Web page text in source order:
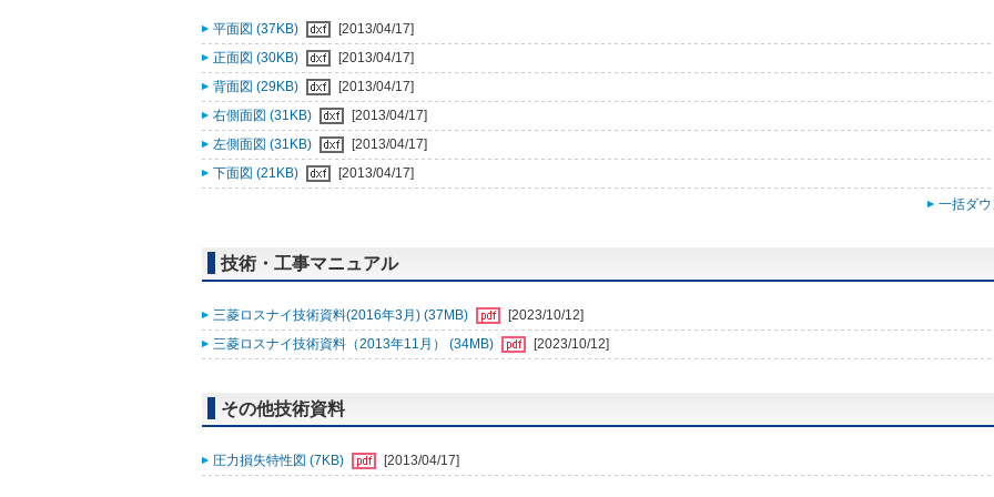
平面図 (37KB)
[2013/04/17]
正面図 (30KB)
[2013/04/17]
背面図 (29KB)
[2013/04/17]
右側面図 (31KB)
[2013/04/17]
左側面図 (31KB)
[2013/04/17]
下面図 (21KB)
[2013/04/17]
一括ダ
技術・工事マニュアル
三菱ロスナイ技術資料(2016年3月) (37MB)
[2023/10/12]
三菱ロスナイ技術資料（2013年11月） (34MB)
[2023/10/12]
その他技術資料
圧力損失特性図 (7KB) [2013/04/17]